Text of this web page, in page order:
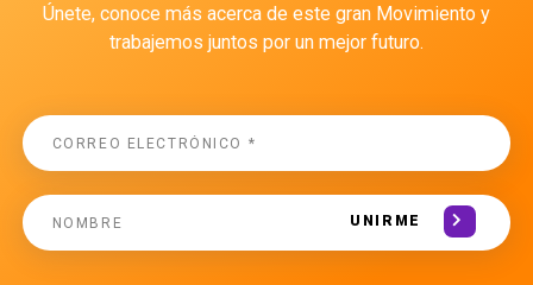
Únete, conoce más acerca de este gran Movimiento y
trabajemos juntos por un mejor futuro.
UNIRME